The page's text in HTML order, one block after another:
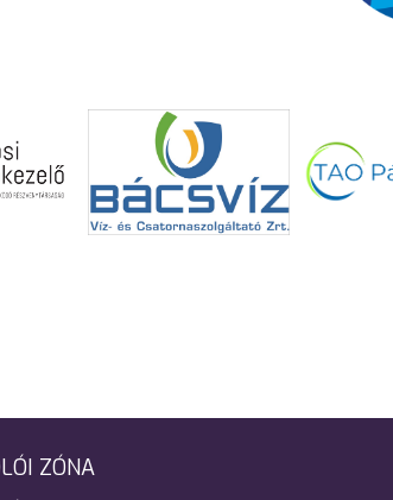
ZÓNA